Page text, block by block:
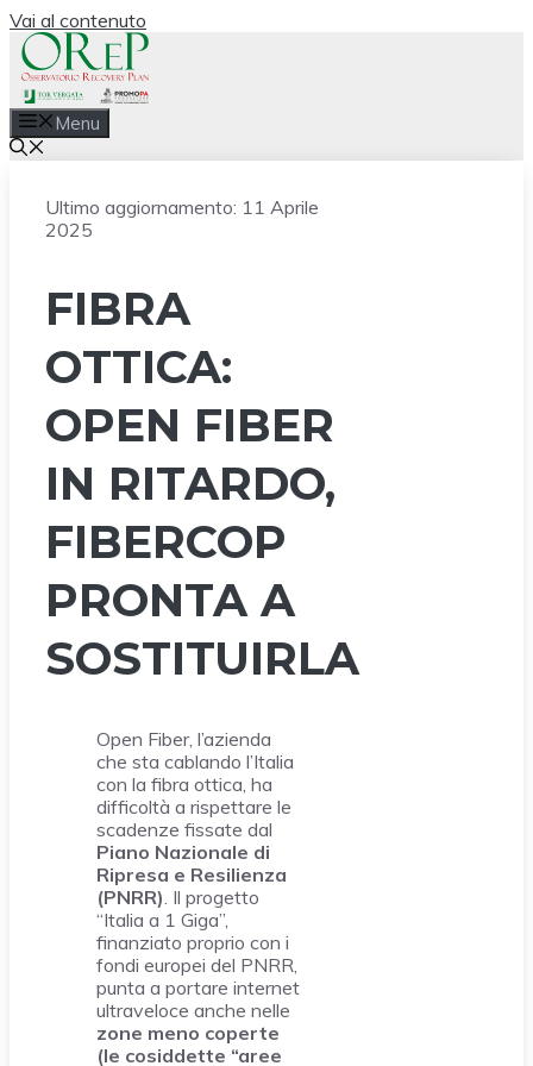
Vai al contenuto
Menu
Ultimo aggiornamento: 11 Aprile
2025
FIBRA
OTTICA:
OPEN FIBER
IN RITARDO,
FIBERCOP
PRONTA A
SOSTITUIRLA
Open Fiber, l’azienda
che sta cablando l’Italia
con la fibra ottica, ha
difficoltà a rispettare le
scadenze fissate dal
Piano Nazionale di
Ripresa e Resilienza
(PNRR). Il progetto
“Italia a 1 Giga”,
finanziato proprio con i
fondi europei del PNRR,
punta a portare internet
ultraveloce anche nelle
zone meno coperte
(le cosiddette “aree